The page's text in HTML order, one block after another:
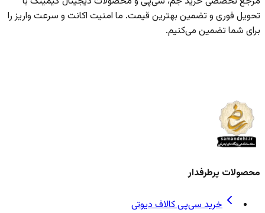
تحویل فوری و تضمین بهترین قیمت. ما امنیت اکانت و سرعت واریز را
برای شما تضمین می‌کنیم.
محصولات پرطرفدار
خرید سی‌پی کالاف دیوتی